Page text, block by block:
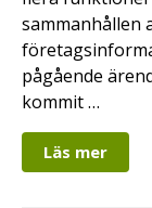
sammanhållen
pågående
kommit …
Läs mer